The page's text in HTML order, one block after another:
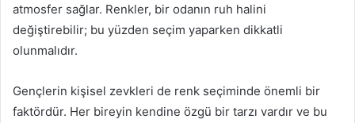
atmosfer sağlar. Renkler, bir odanın ruh halini
değiştirebilir; bu yüzden seçim yaparken dikkatli
olunmalıdır.
Gençlerin kişisel zevkleri de renk seçiminde önemli bir
faktördür. Her bireyin kendine özgü bir tarzı vardır ve bu